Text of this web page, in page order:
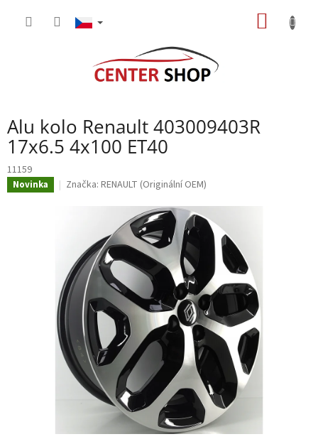
Alu kolo Renault 403009403R
17x6.5 4x100 ET40
11159
Novinka Značka: RENAULT (Originální OEM)